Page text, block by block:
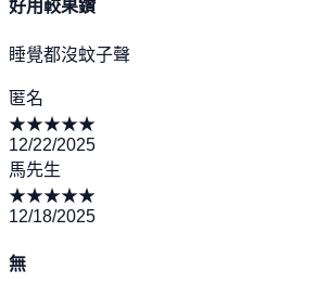
好用較果鑽
睡覺都沒蚊子聲
匿名
★★★★★
12/22/2025
馬先生
★★★★★
12/18/2025
無